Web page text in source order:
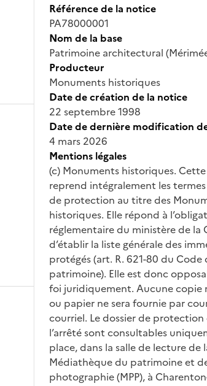
Référence de la notice
PA78000001
Nom de la base
Patrimoine architectural
Producteur
Monuments historiques
Date de création de la notice
22 septembre 1998
Date de dernière modification
4 mars 2026
Mentions légales
(c) Monuments historiques.
reprend intégralement les termes
de protection au titre des
historiques. Elle répond à
réglementaire du ministère de la
d’établir la liste générale des
protégés (art. R. 621-80 du Code
patrimoine). Elle est donc
foi juridiquement. Aucune copie
ou papier ne sera fournie par
courriel. Le dossier de
l’arrêté sont consultables
place, dans la salle de lecture de
Médiathèque du patrimoine et
photographie (MPP), à